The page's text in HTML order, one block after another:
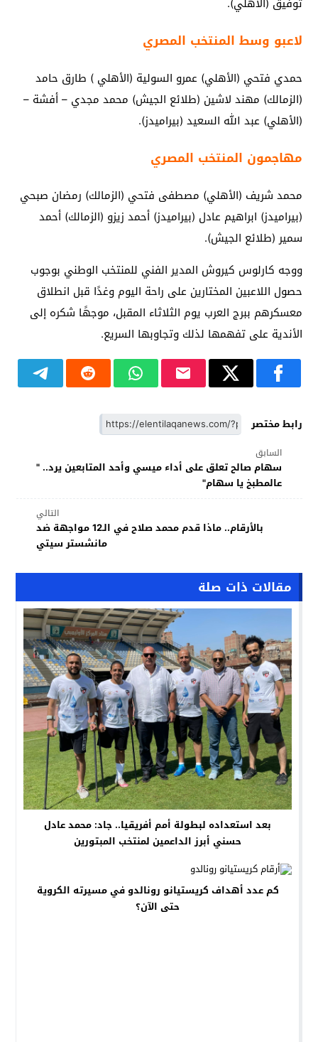
لاعبو وسط المنتخب المصري
حمدي فتحي (الأهلي) عمرو السولية (الأهلي ) طارق حامد
(الزمالك) مهند لاشين (طلائع الجيش) محمد مجدي – أفشة –
(الأهلي) عبد الله السعيد (بيراميدز).
مهاجمون المنتخب المصري
محمد شريف (الأهلي) مصطفى فتحي (الزمالك) رمضان صبحي
(بيراميدز) ابراهيم عادل (بيراميدز) أحمد زيزو (الزمالك) أحمد
سمير (طلائع الجيش).
ووجه كارلوس كيروش المدير الفني للمنتخب الوطني بوجوب
حصول اللاعبين المختارين على راحة اليوم وغدًا قبل انطلاق
معسكرهم ببرج العرب يوم الثلاثاء المقبل، موجهًا شكره إلى
الأندية على تفهمها لذلك وتجاوبها السريع.
رابط مختصر
السابق
سهام صالح تعلق على أداء ميسي وأحد المتابعين يرد.. "
عالمطبخ يا سهام"
التالي
بالأرقام.. ماذا قدم محمد صلاح في الـ12 مواجهة ضد
مانشستر سيتي
مقالات ذات صلة
بعد استعداده لبطولة أمم أفريقيا.. جاد: محمد عادل
حسني أبرز الداعمين لمنتخب المبتورين
كم عدد أهداف كريستيانو رونالدو في مسيرته الكروية
حتى الآن؟